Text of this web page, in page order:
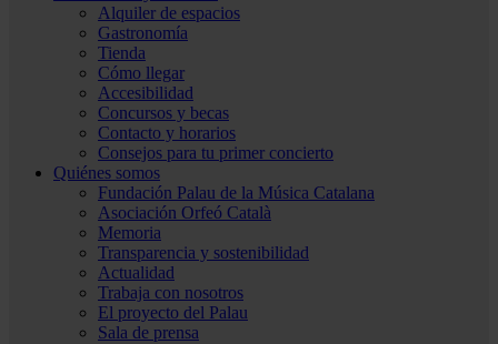
Alquiler de espacios
Gastronomía
Tienda
Cómo llegar
Accesibilidad
Concursos y becas
Contacto y horarios
Consejos para tu primer concierto
Quiénes somos
Fundación Palau de la Música Catalana
Asociación Orfeó Català
Memoria
Transparencia y sostenibilidad
Actualidad
Trabaja con nosotros
El proyecto del Palau
Sala de prensa